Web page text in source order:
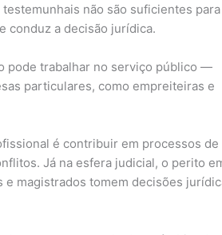
não são suficientes para
conduz a decisão jurídica.
pode trabalhar no serviço público —
particulares, como empreiteiras e
é contribuir em processos de
Já na esfera judicial, o perito
magistrados tomem decisões